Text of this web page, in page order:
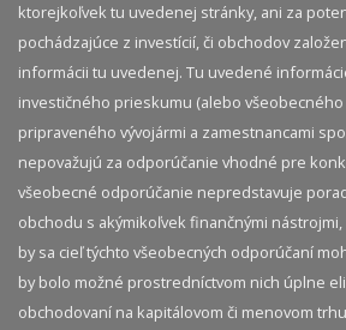
ktorejkoľvek tu uvedenej stránky, ani za
pochádzajúce z investícií, či obchodov
informácii tu uvedenej. Tu uvedené
investičného prieskumu (alebo
pripraveného vývojármi a zamestnancami
nepovažujú za odporúčanie vhodné pre
všeobecné odporúčanie nepredstavuje
obchodu s akýmikoľvek finančnými
by sa cieľ týchto všeobecných odporúčaní
by bolo možné prostredníctvom nich úplne
obchodovaní na kapitálovom či menovom